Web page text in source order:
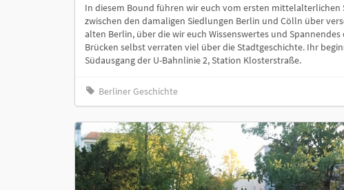
In diesem Bound führen wir euch vom ersten mittelalterlichen
zwischen den damaligen Siedlungen Berlin und Cölln über
alten Berlin, über die wir euch Wissenswertes und Spannendes
Brücken selbst verraten viel über die Stadtgeschichte. Ihr
Südausgang der U-Bahnlinie 2, Station Klosterstraße.
Berliner Geschichte